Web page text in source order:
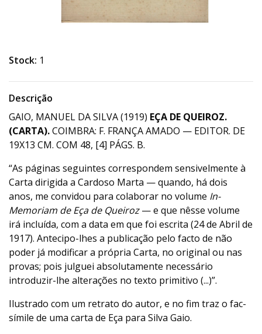
Stock: 1
Descrição
GAIO, MANUEL DA SILVA (1919) EÇA DE QUEIROZ.
(CARTA).COIMBRA: F. FRANÇA AMADO — EDITOR. DE
19X13 CM. COM 48, [4] PÁGS. B.
“As páginas seguintes correspondem sensivelmente à
Carta dirigida a Cardoso Marta — quando, há dois
anos, me convidou para colaborar no volume In-
Memoriam de Eça de Queiroz— e que nêsse volume
irá incluída, com a data em que foi escrita (24 de Abril de
1917). Antecipo-lhes a publicação pelo facto de não
poder já modificar a própria Carta, no original ou nas
provas; pois julguei absolutamente necessário
introduzir-lhe alterações no texto primitivo (...)”.
Ilustrado com um retrato do autor, e no fim traz o fac-
símile de uma carta de Eça para Silva Gaio.